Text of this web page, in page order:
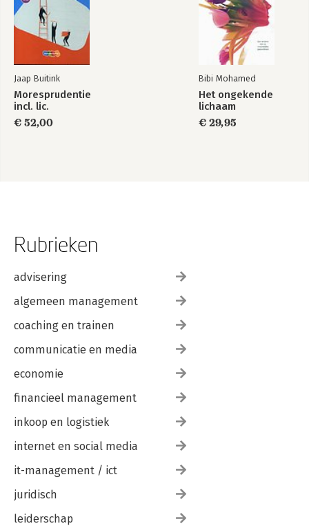
Jaap Buitink
Moresprudentie
incl. lic.
€ 52,00
Bibi Mohamed
Het ongekende
lichaam
€ 29,95
Rubrieken
advisering
algemeen management
coaching en trainen
communicatie en media
economie
financieel management
inkoop en logistiek
internet en social media
it-management / ict
juridisch
leiderschap